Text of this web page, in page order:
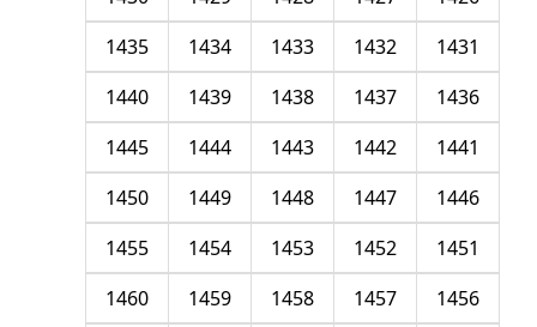
1431
1432
1433
1434
1435
1436
1437
1438
1439
1440
1441
1442
1443
1444
1445
1446
1447
1448
1449
1450
1451
1452
1453
1454
1455
1456
1457
1458
1459
1460